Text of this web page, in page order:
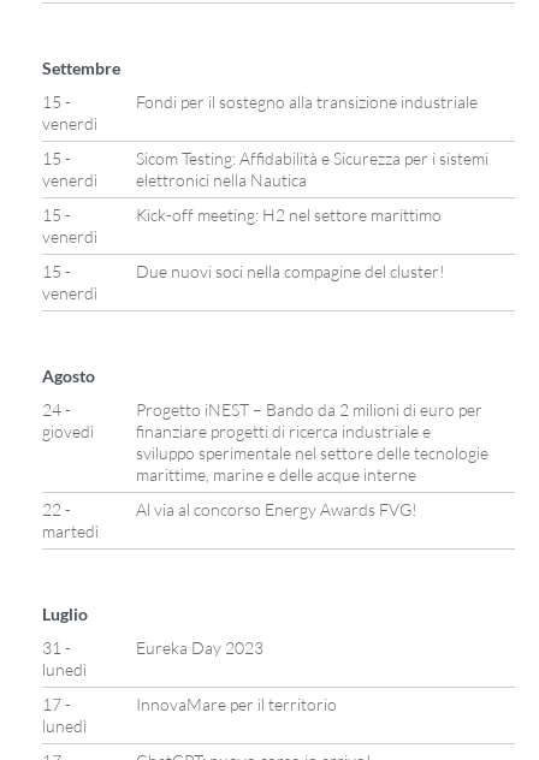
Settembre
15 -
venerdì
Fondi per il sostegno alla transizione industriale
15 -
venerdì
Sicom Testing: Affidabilità e Sicurezza per i sistemi
elettronici nella Nautica
15 -
venerdì
Kick-off meeting: H2 nel settore marittimo
15 -
venerdì
Due nuovi soci nella compagine del cluster!
Agosto
24 -
giovedì
Progetto iNEST – Bando da 2 milioni di euro per
finanziare progetti di ricerca industriale e
sviluppo sperimentale nel settore delle tecnologie
marittime, marine e delle acque interne
22 -
martedì
Al via al concorso Energy Awards FVG!
Luglio
31 -
lunedì
Eureka Day 2023
17 -
lunedì
InnovaMare per il territorio